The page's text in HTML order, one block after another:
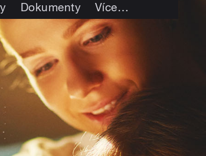
Dokumenty Více…